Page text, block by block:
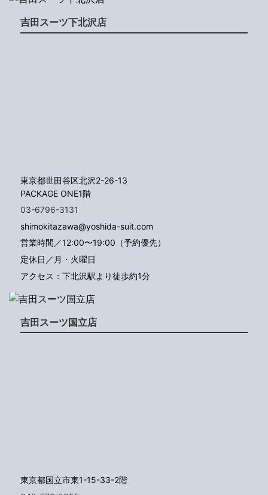
吉田スーツ下北沢店
東京都世田谷区北沢2-26-13
PACKAGE ONE1階
03-6796-3131
shimokitazawa@yoshida-suit.com
営業時間／12:00〜19:00（予約優先）
定休日／月・火曜日
アクセス：下北沢駅より徒歩約1分
吉田スーツ国立店
東京都国立市東1-15-33-2階